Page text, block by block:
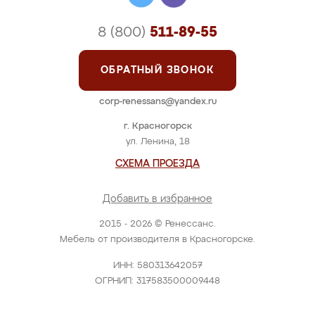
2015 - 2026 © Ренессанс.
Мебель от производителя в Красногорске.
ИНН: 580313642057
ОГРНИП: 317583500009448
г. Красногорск
ул. Ленина, 18
СХЕМА ПРОЕЗДА
Добавить в избранное
8 (800) 511-89-55
ОБРАТНЫЙ ЗВОНОК
corp-renessans@yandex.ru